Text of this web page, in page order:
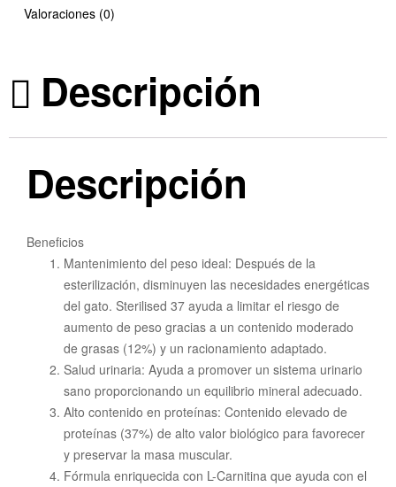
Valoraciones (0)
Descripción
Descripción
Beneficios
Mantenimiento del peso ideal: Después de la
esterilización, disminuyen las necesidades energéticas
del gato. Sterilised 37 ayuda a limitar el riesgo de
aumento de peso gracias a un contenido moderado
de grasas (12%) y un racionamiento adaptado.
Salud urinaria: Ayuda a promover un sistema urinario
sano proporcionando un equilibrio mineral adecuado.
Alto contenido en proteínas: Contenido elevado de
proteínas (37%) de alto valor biológico para favorecer
y preservar la masa muscular.
Fórmula enriquecida con L-Carnitina que ayuda con el